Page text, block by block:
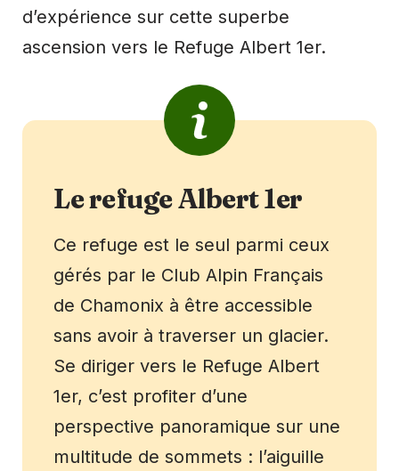
d’expérience sur cette superbe
ascension vers le Refuge Albert 1er.
Le refuge Albert 1er
Ce refuge est le seul parmi ceux
gérés par le Club Alpin Français
de Chamonix à être accessible
sans avoir à traverser un glacier.
Se diriger vers le Refuge Albert
1er, c’est profiter d’une
perspective panoramique sur une
multitude de sommets : l’aiguille